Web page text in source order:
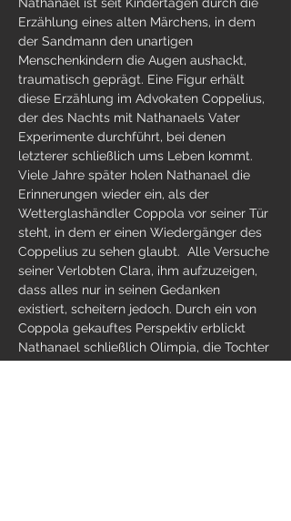
Erzählung eines alten Märchens, in dem
der Sandmann den unartigen
Menschenkindern die Augen aushackt,
traumatisch geprägt. Eine Figur erhält
diese Erzählung im Advokaten Coppelius,
der des Nachts mit Nathanaels Vater
Experimente durchführt, bei denen
letzterer schließlich ums Leben kommt.
Viele Jahre später holen Nathanael die
Erinnerungen wieder ein, als der
Wetterglashändler Coppola vor seiner Tür
steht, in dem er einen Wiedergänger des
Coppelius zu sehen glaubt.  Alle Versuche
seiner Verlobten Clara, ihm aufzuzeigen,
dass alles nur in seinen Gedanken
existiert, scheitern jedoch. Durch ein von
Coppola gekauftes Perspektiv erblickt
Nathanael schließlich Olimpia, die Tochter